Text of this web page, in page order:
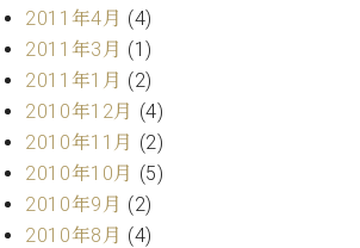
2011年4月 (4)
2011年3月 (1)
2011年1月 (2)
2010年12月 (4)
2010年11月 (2)
2010年10月 (5)
2010年9月 (2)
2010年8月 (4)